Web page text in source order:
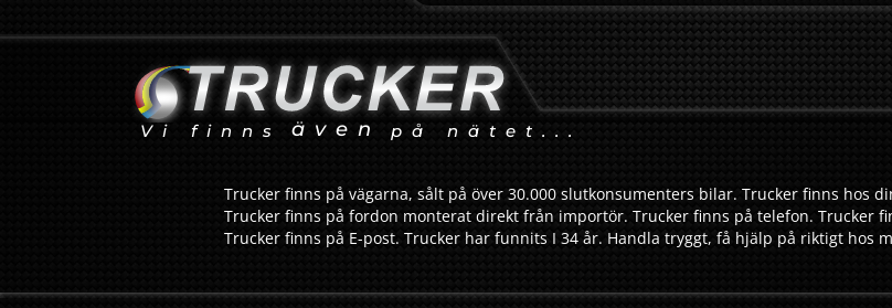
Vi finns även på nätet...
Trucker finns på vägarna, sålt på över 30.000 slutkonsumenters bilar. Trucker finns hos
Trucker finns på fordon monterat direkt från importör. Trucker finns på telefon. Trucker
Trucker finns på E-post. Trucker har funnits I 34 år. Handla tryggt, få hjälp på riktigt hos